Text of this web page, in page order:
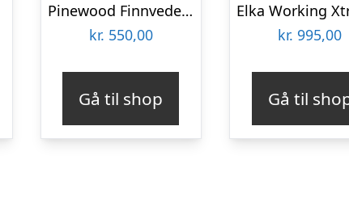
Pinewood Finnveden Padded Overshirt (Moss Green/Black, 4XL)
kr. 550,00
Gå til shop
kr. 995,00
Gå til